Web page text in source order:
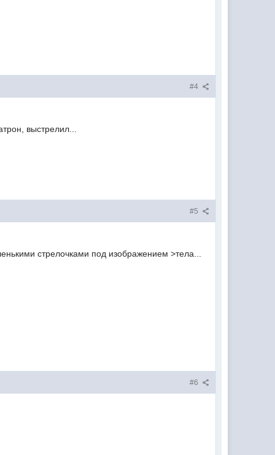
#4
выстрелил...
#5
стрелочками под изображением >тела...
#6